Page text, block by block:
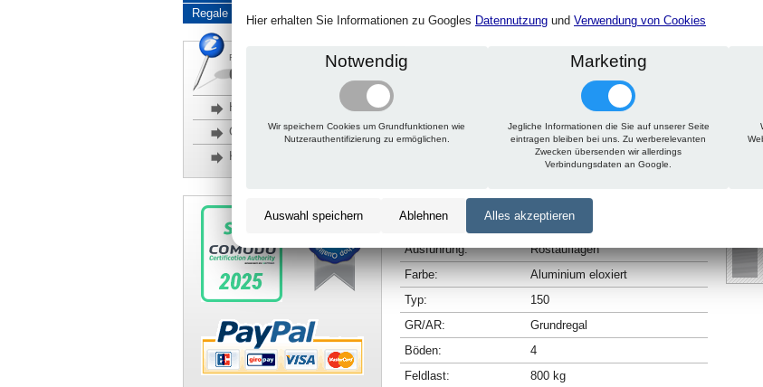
Regale Reduziert
Rückfragen, Hilfe, Bestellen?
06201 690095-0
Häufige Fragen
Glossar
Kontakt
Technische Daten Beschreibung Zu diesem
450 mm
Länge:
650 mm
Ausführung:
Rostauflagen
Farbe:
Aluminium eloxiert
Typ:
150
GR/AR:
Grundregal
Böden:
4
Feldlast:
800 kg
Hier erhalten Sie Informationen zu Googles Datennutzung und Verwendung von Cookies
Notwendig
Wir speichern Cookies um Grundfunktionen wie
Nutzerauthentifizierung zu ermöglichen.
Marketing
Jegliche Informationen die Sie auf unserer Seite
eintragen bleiben bei uns. Zu werberelevanten
Zwecken übersenden wir allerdings
Verbindungsdaten an Google.
Auswahl speichern Ablehnen Alles akzeptieren